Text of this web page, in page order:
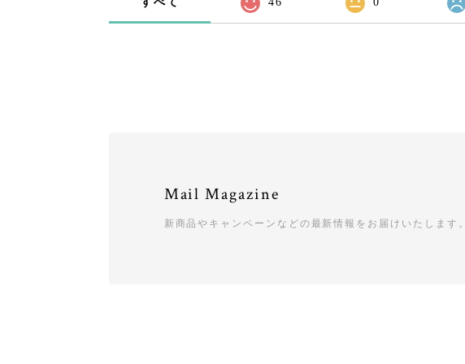
Mail Magazine
新商品やキャンペーンなどの最新情報をお届けいたします。